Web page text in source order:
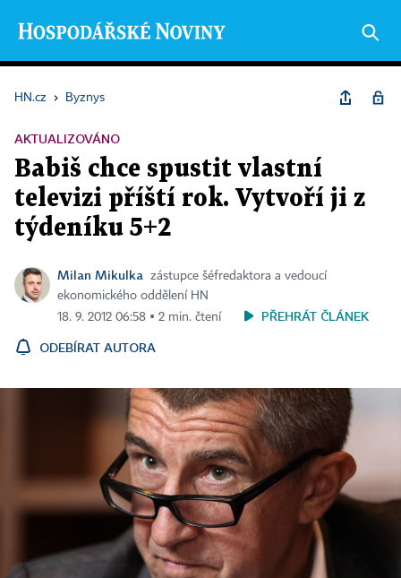
HN.cz › Byznys
AKTUALIZOVÁNO
Babiš chce spustit vlastní
televizi příští rok. Vytvoří ji z
týdeníku 5+2
Milan Mikulka
zástupce šéfredaktora a vedoucí
ekonomického oddělení HN
18. 9. 2012 06:58 ▪ 2 min. čtení
PŘEHRÁT ČLÁNEK
ODEBÍRAT AUTORA